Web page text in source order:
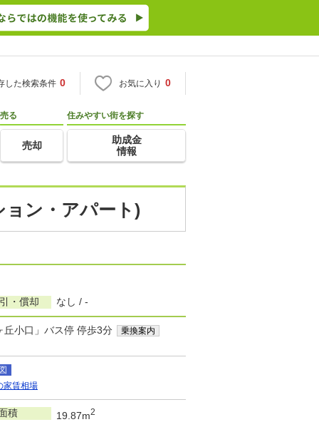
した検索条件 0 お気に入り 0
売る
売却
住みやすい街を探す
助成金
情報
ン・アパート)
・償却 なし / -
丘小口」バス停 停歩3分
乗換案内
家賃相場
積 19.87m2